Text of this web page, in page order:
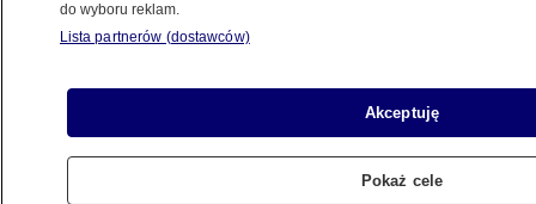
do wyboru reklam.
Lista partnerów (dostawców)
Akceptuję
Pokaż cele